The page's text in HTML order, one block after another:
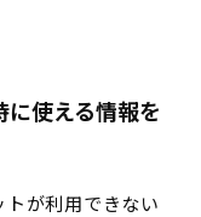
使える情報を
が利用できない